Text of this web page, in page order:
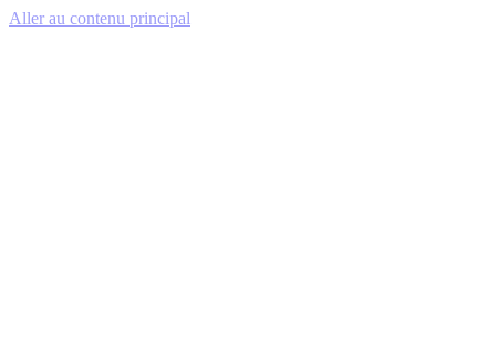
Aller au contenu principal